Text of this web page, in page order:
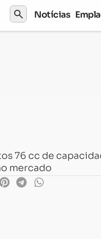
search Notícias
76 cc de
mercado